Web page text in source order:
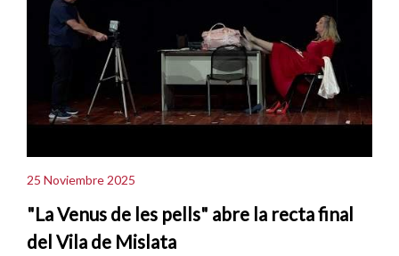
25 Noviembre 2025
"La Venus de les pells" abre la recta final
del Vila de Mislata